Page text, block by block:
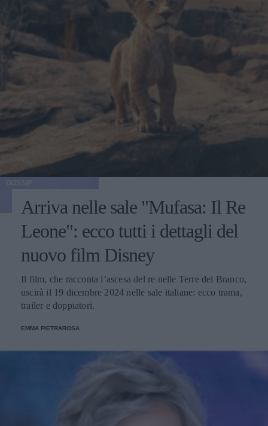
Arriva nelle sale "Mufasa: Il Re
Leone": ecco tutti i dettagli del
nuovo film Disney
Il film, che racconta l’ascesa del re nelle Terre del Branco,
uscirà il 19 dicembre 2024 nelle sale italiane: ecco trama,
trailer e doppiatori.
EMMA PIETRAROSA